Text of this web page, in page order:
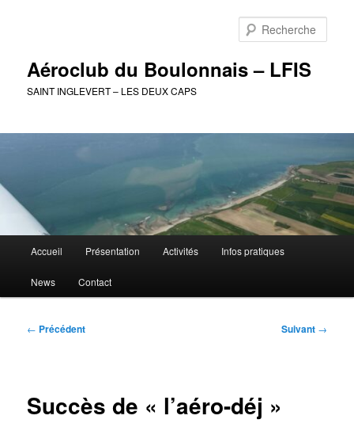
Aéroclub du Boulonnais – LFIS
SAINT INGLEVERT – LES DEUX CAPS
principal
Accueil Présentation Activités Infos pratiques
News Contact
Navigation
← Précédent Suivant →
Succès de « l’aéro-déj »